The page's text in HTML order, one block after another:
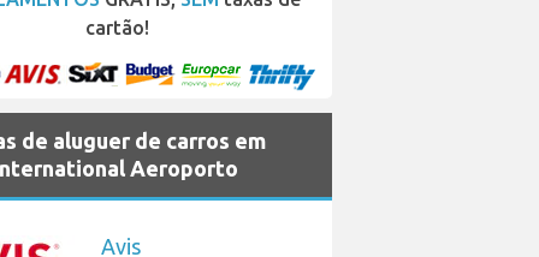
cartão!
de aluguer de carros em
Aeroporto
Avis